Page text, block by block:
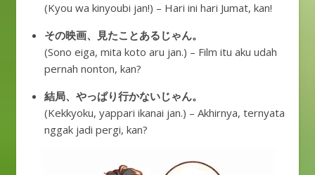
(Kyou wa kinyoubi jan!) – Hari ini hari Jumat, kan!
その映画、見たことあるじゃん。
(Sono eiga, mita koto aru jan.) – Film itu aku udah
pernah nonton, kan?
結局、やっぱり行かないじゃん。
(Kekkyoku, yappari ikanai jan.) – Akhirnya, ternyata
nggak jadi pergi, kan?